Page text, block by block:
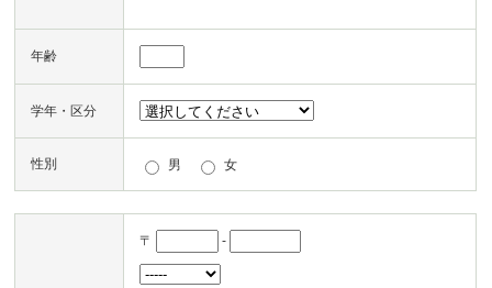
年齢
学年・区分
性別 男 女
〒 -